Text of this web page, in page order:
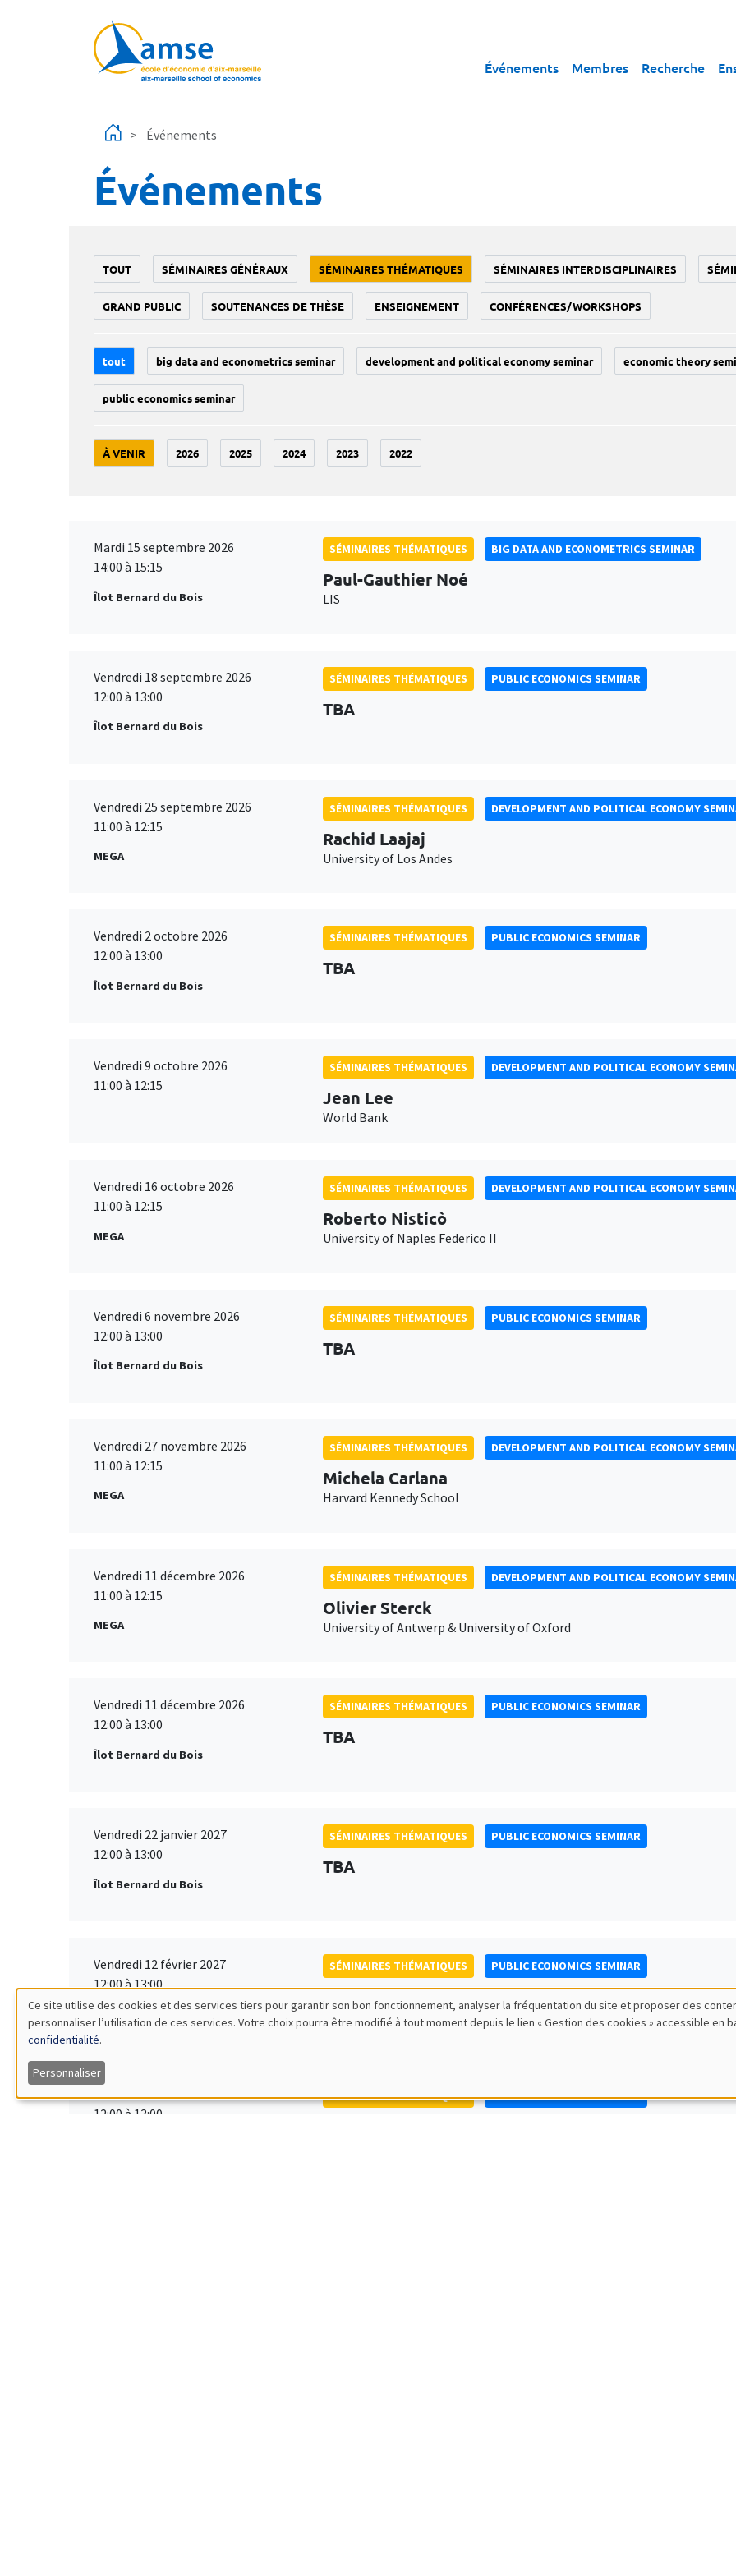
Événements Membres Recherche
Événements
Événements
TOUT SÉMINAIRES GÉNÉRAUX SÉMINAIRES THÉMATIQUES SÉMINAIRES INTERDISCIPLINAIRES
GRAND PUBLIC SOUTENANCES DE THÈSE ENSEIGNEMENT CONFÉRENCES/WORKSHOPS
tout big data and econometrics seminar development and political economy seminar economic theory
public economics seminar
À VENIR 2026 2025 2024 2023 2022
Mardi 15 septembre 2026
14:00 à 15:15
Îlot Bernard du Bois
SÉMINAIRES THÉMATIQUES BIG DATA AND ECONOMETRICS SEMINAR
Paul-Gauthier Noé
LIS
Vendredi 18 septembre 2026
12:00 à 13:00
Îlot Bernard du Bois
SÉMINAIRES THÉMATIQUES PUBLIC ECONOMICS SEMINAR
TBA
Vendredi 25 septembre 2026
11:00 à 12:15
MEGA
SÉMINAIRES THÉMATIQUES DEVELOPMENT AND POLITICAL ECONOMY
Rachid Laajaj
University of Los Andes
Vendredi 2 octobre 2026
12:00 à 13:00
Îlot Bernard du Bois
SÉMINAIRES THÉMATIQUES PUBLIC ECONOMICS SEMINAR
TBA
Vendredi 9 octobre 2026
11:00 à 12:15
SÉMINAIRES THÉMATIQUES DEVELOPMENT AND POLITICAL ECONOMY
Jean Lee
World Bank
Vendredi 16 octobre 2026
11:00 à 12:15
MEGA
SÉMINAIRES THÉMATIQUES DEVELOPMENT AND POLITICAL ECONOMY
Roberto Nisticò
University of Naples Federico II
Vendredi 6 novembre 2026
12:00 à 13:00
Îlot Bernard du Bois
SÉMINAIRES THÉMATIQUES PUBLIC ECONOMICS SEMINAR
TBA
Vendredi 27 novembre 2026
11:00 à 12:15
MEGA
SÉMINAIRES THÉMATIQUES DEVELOPMENT AND POLITICAL ECONOMY
Michela Carlana
Harvard Kennedy School
Vendredi 11 décembre 2026
11:00 à 12:15
MEGA
SÉMINAIRES THÉMATIQUES DEVELOPMENT AND POLITICAL ECONOMY
Olivier Sterck
University of Antwerp & University of Oxford
Vendredi 11 décembre 2026
12:00 à 13:00
Îlot Bernard du Bois
SÉMINAIRES THÉMATIQUES PUBLIC ECONOMICS SEMINAR
TBA
Vendredi 22 janvier 2027
12:00 à 13:00
Îlot Bernard du Bois
SÉMINAIRES THÉMATIQUES PUBLIC ECONOMICS SEMINAR
TBA
Vendredi 12 février 2027
12:00 à 13:00
Îlot Bernard du Bois
SÉMINAIRES THÉMATIQUES PUBLIC ECONOMICS SEMINAR
TBA
Vendredi 19 mars 2027
12:00 à 13:00
SÉMINAIRES THÉMATIQUES PUBLIC ECONOMICS SEMINAR
Utilisation
des
données
Ce site utilise des cookies et des services tiers pour garantir son bon fonctionnement, analyser la fréquentation du site et proposer des
personnaliser l’utilisation de ces services. Votre choix pourra être modifié à tout moment depuis le lien « Gestion des cookies » accessible en
confidentialité.
Personnaliser